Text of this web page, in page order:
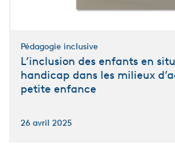
Pédagogie inclusive
L’inclusion des enfants en
handicap dans les milieux
petite enfance
26 avril 2025